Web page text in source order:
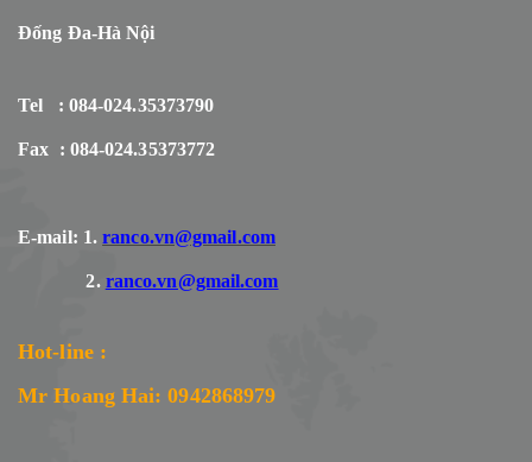
Đống Đa-Hà Nội
Tel : 084-024.35373790
Fax : 084-024.35373772
E-mail: 1. ranco.vn@gmail.com
2. ranco.vn@gmail.com
Hot-line :
Mr Hoang Hai: 0942868979